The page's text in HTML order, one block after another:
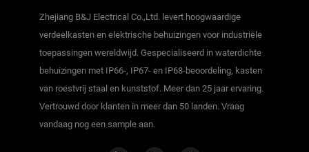
Zhejiang B&J Electrical Co.,Ltd. levert hoogwaardige
verdeelkasten en elektrische behuizingen voor industriële
toepassingen wereldwijd. Gespecialiseerd in waterdichte
behuizingen met IP66-, IP67- en IP68-beoordeling, kasten
van roestvrij staal en kunststof. Meer dan 25 jaar ervaring.
Vertrouwd door klanten in meer dan 50 landen. Vraag
vandaag nog een sample aan.